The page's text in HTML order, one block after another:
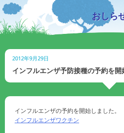
おしら
2012年9月29日
インフルエンザ予防接種の予約を開
インフルエンザの予約を開始しました。
インフルエンザワクチン